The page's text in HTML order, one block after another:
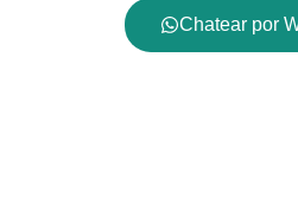
Chatear por